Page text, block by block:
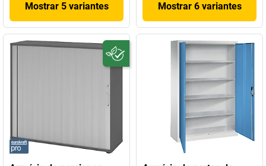
Mostrar 5 variantes Mostrar 6 variantes